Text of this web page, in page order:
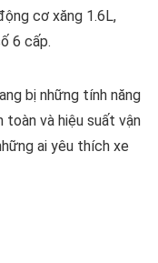
cơ xăng 1.6L,
6 cấp.
bị những tính năng
toàn và hiệu suất vận
ai yêu thích xe